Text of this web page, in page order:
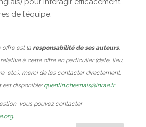
pour interagir efficacement
de l’équipe.
offre est la responsabilité de ses auteurs.
à cette offre en particulier (date, lieu,
etc.), merci de les contacter directement.
est disponible: quentin.chesnais@inrae.fr
vous pouvez contacter
.